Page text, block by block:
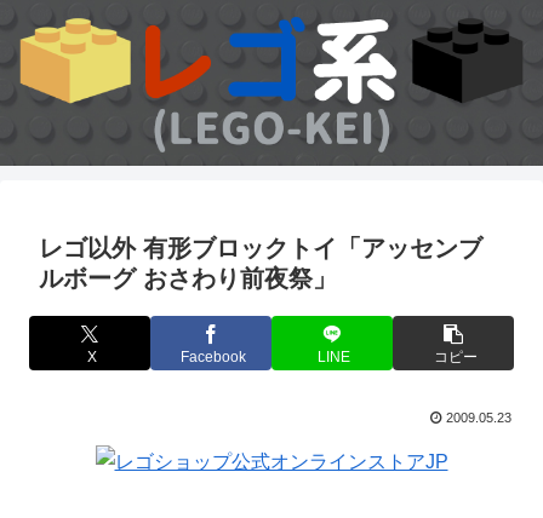
レゴ以外 有形ブロックトイ「アッセンブ
ルボーグ おさわり前夜祭」
X Facebook LINE コピー
2009.05.23